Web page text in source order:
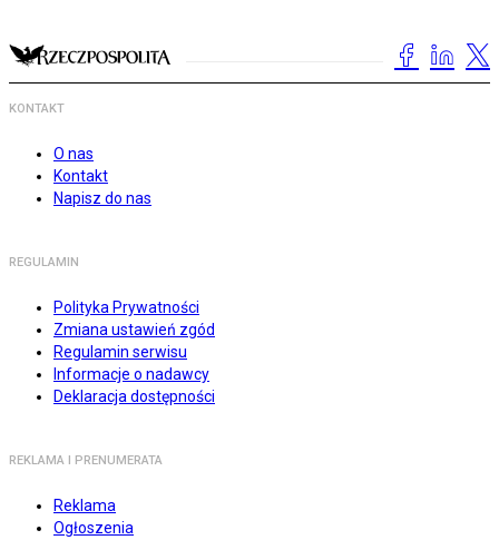
KONTAKT
O nas
Kontakt
Napisz do nas
REGULAMIN
Polityka Prywatności
Zmiana ustawień zgód
Regulamin serwisu
Informacje o nadawcy
Deklaracja dostępności
REKLAMA I PRENUMERATA
Reklama
Ogłoszenia